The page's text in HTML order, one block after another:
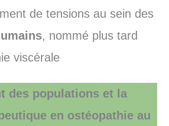
de tensions au sein des
, nommé plus tard
viscérale
des populations et la
en ostéopathie au